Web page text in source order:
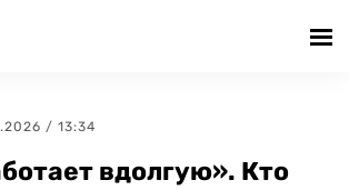
/ 13:34
вдолгую». Кто